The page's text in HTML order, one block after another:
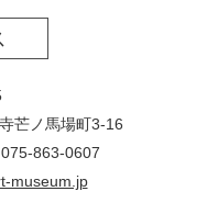
芒ノ馬場町3-16
863-0607
museum.jp